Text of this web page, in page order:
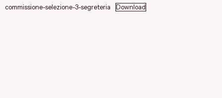
commissione-selezione-3-segreteria Download